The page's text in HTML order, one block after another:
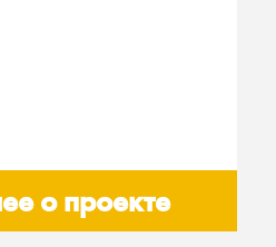
о проекте